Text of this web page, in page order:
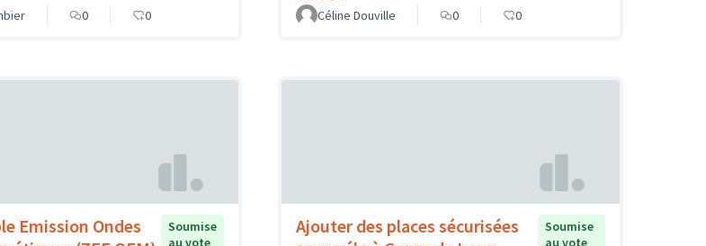
0 0 Céline Douville 0 0
Emission Ondes
Soumise
Ajouter des places sécurisées
Soumise